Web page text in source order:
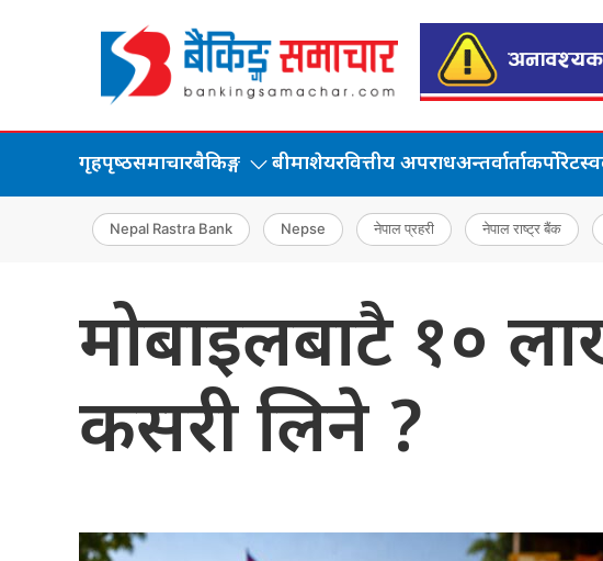
गृहपृष्‍ठसमाचारबैकिङ्ग बीमाशेयरवित्तीय अपराधअन्तर्वार्ताकर्पोरेट
Nepal Rastra Bank Nepse नेपाल प्रहरी नेपाल राष्ट्र बैंक
मोबाइलबाटै १०
कसरी लिने ?